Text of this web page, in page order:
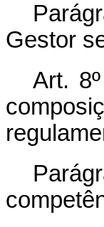
Gestor
Art.